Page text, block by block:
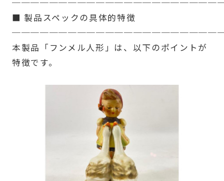
■ 製品スペックの具体的特徴
本製品「フンメル人形」は、以下のポイントが
特徴です。